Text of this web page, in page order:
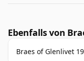
Ebenfalls von
Braes of Glenlivet 1979